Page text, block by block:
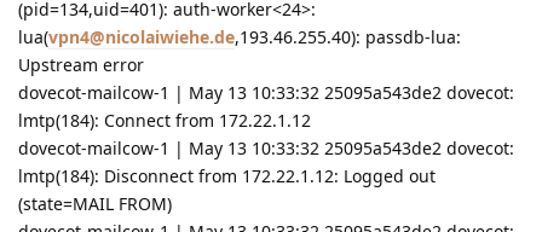
(pid=134,uid=401): auth-worker<24>:
lua(vpn4@nicolaiwiehe.de,193.46.255.40): passdb-lua:
Upstream error
dovecot-mailcow-1 | May 13 10:33:32 25095a543de2 dovecot:
lmtp(184): Connect from 172.22.1.12
dovecot-mailcow-1 | May 13 10:33:32 25095a543de2 dovecot:
lmtp(184): Disconnect from 172.22.1.12: Logged out
(state=MAIL FROM)